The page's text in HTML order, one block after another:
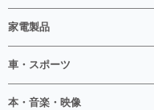
家電製品
車・スポーツ
本・音楽・映像